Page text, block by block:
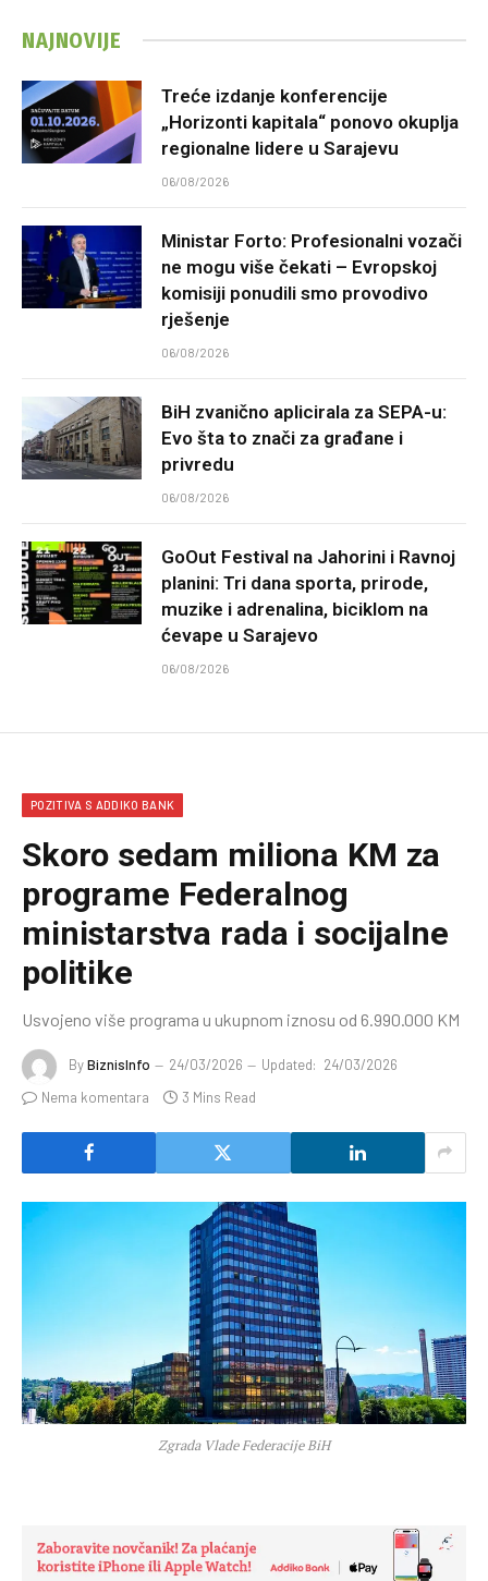
NAJNOVIJE
Treće izdanje konferencije
„Horizonti kapitala“ ponovo okuplja
regionalne lidere u Sarajevu
06/08/2026
Ministar Forto: Profesionalni vozači
ne mogu više čekati – Evropskoj
komisiji ponudili smo provodivo
rješenje
06/08/2026
BiH zvanično aplicirala za SEPA-u:
Evo šta to znači za građane i
privredu
06/08/2026
GoOut Festival na Jahorini i Ravnoj
planini: Tri dana sporta, prirode,
muzike i adrenalina, biciklom na
ćevape u Sarajevo
06/08/2026
POZITIVA S ADDIKO BANK
Skoro sedam miliona KM za
programe Federalnog
ministarstva rada i socijalne
politike
Usvojeno više programa u ukupnom iznosu od 6.990.000 KM
ByBiznisInfo 24/03/2026 Updated: 24/03/2026
Nema komentara
3 Mins Read
Zgrada Vlade Federacije BiH